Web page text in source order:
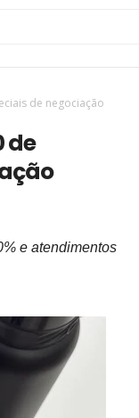
de negociação
de
e atendimentos